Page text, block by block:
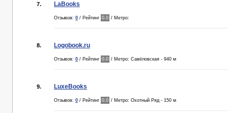
7. LaBooks
Отзывов: 0 / Рейтинг 0.0 / Метро:
8. Logobook.ru
Отзывов: 0 / Рейтинг 0.0 / Метро: Савёловская - 940 м
9. LuxeBooks
Отзывов: 0 / Рейтинг 0.0 / Метро: Охотный Ряд - 150 м